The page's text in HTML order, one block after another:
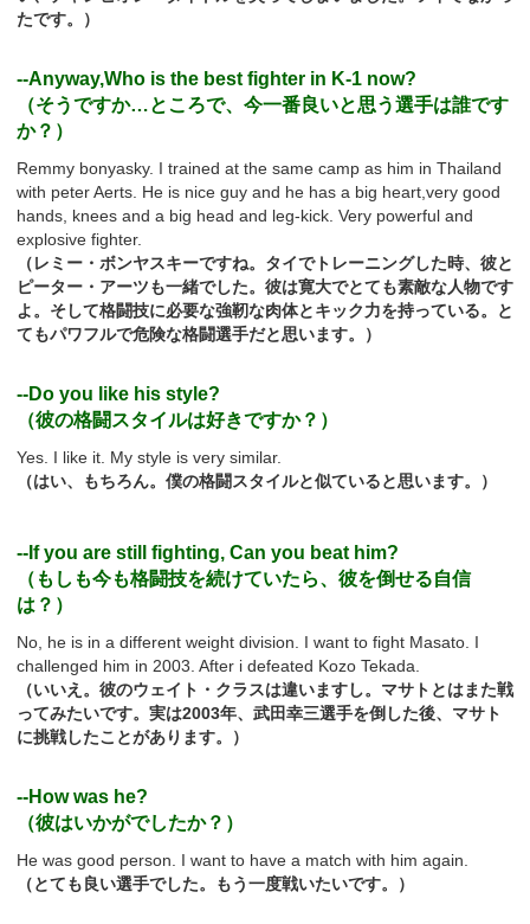
たです。）
--Anyway,Who is the best fighter in K-1 now?
（そうですか…ところで、今一番良いと思う選手は誰です
か？）
Remmy bonyasky. I trained at the same camp as him in Thailand
with peter Aerts. He is nice guy and he has a big heart,very good
hands, knees and a big head and leg-kick. Very powerful and
explosive fighter.
（レミー・ボンヤスキーですね。タイでトレーニングした時、彼と
ピーター・アーツも一緒でした。彼は寛大でとても素敵な人物です
よ。そして格闘技に必要な強靭な肉体とキック力を持っている。と
てもパワフルで危険な格闘選手だと思います。）
--Do you like his style?
（彼の格闘スタイルは好きですか？）
Yes. I like it. My style is very similar.
（はい、もちろん。僕の格闘スタイルと似ていると思います。）
--If you are still fighting, Can you beat him?
（もしも今も格闘技を続けていたら、彼を倒せる自信
は？）
No, he is in a different weight division. I want to fight Masato. I
challenged him in 2003. After i defeated Kozo Tekada.
（いいえ。彼のウェイト・クラスは違いますし。マサトとはまた戦
ってみたいです。実は2003年、武田幸三選手を倒した後、マサト
に挑戦したことがあります。）
--How was he?
（彼はいかがでしたか？）
He was good person. I want to have a match with him again.
（とても良い選手でした。もう一度戦いたいです。）